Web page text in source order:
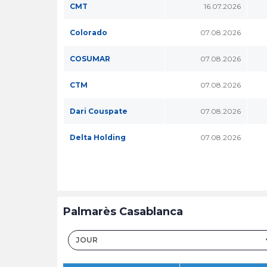
CMT 16.07.2026
Colorado 07.08.2026
COSUMAR 07.08.2026
CTM 07.08.2026
Dari Couspate 07.08.2026
Delta Holding 07.08.2026
Palmarès Casablanca
JOUR